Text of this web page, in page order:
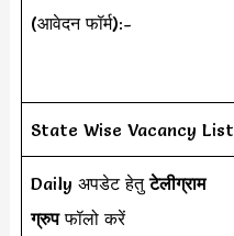
(आवेदन फॉर्म):-
State Wise Vacancy List
Daily अपडेट हेतुटेलीग्राम
ग्रुपफॉलो करें